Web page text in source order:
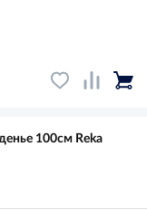
100см Reka